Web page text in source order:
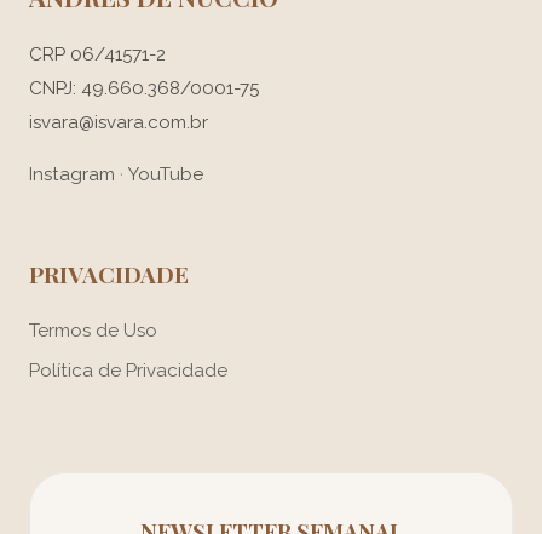
CRP 06/41571-2
CNPJ: 49.660.368/0001-75
isvara@isvara.com.br
Instagram · YouTube
PRIVACIDADE
Termos de Uso
Política de Privacidade